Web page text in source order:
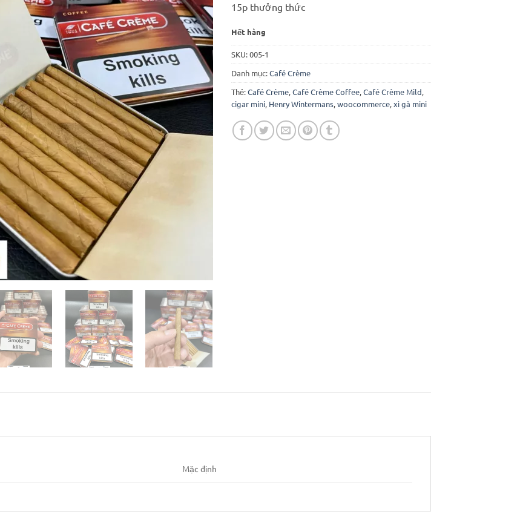
15p thưởng thức
Hết hàng
SKU:005-1
Danh mục:Café Crème
Thẻ:Café Crème,Café Crème Coffee,Café Crème Mild,
cigar mini, Henry Wintermans,woocommerce,xì gà mini
Mặc định